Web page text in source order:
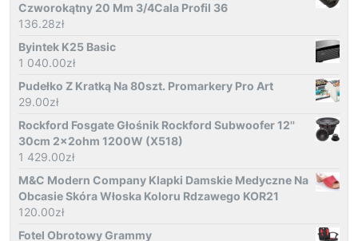
Czworokątny 20 Mm 3/4Cala Profil 36
136.28zł
Byintek K25 Basic
1 040.00zł
Pudełko Z Kratką Na 80szt. Promarkery Pro Art
29.00zł
Rockford Fosgate Głośnik Rockford Subwoofer 12''
30cm 2x2ohm 1200W (X518)
1 429.00zł
M&C Modern Company Klapki Damskie Medyczne Na
Obcasie Skóra Włoska Koloru Rdzawego KOR21
120.00zł
Fotel Obrotowy Grammy